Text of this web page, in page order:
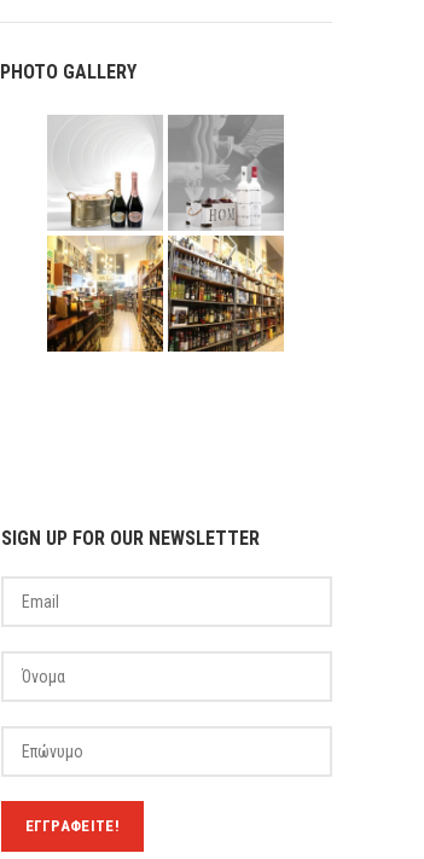
PHOTO GALLERY
SIGN UP FOR OUR NEWSLETTER